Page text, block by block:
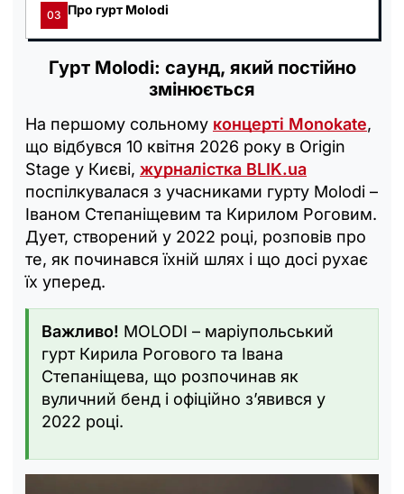
03 Про гурт Molodi
Гурт Molodi: саунд, який постійно
змінюється
На першому сольному концерті Monokate,
що відбувся 10 квітня 2026 року в Origin
Stage у Києві, журналістка BLIK.ua
поспілкувалася з учасниками гурту Molodi –
Іваном Степаніщевим та Кирилом Роговим.
Дует, створений у 2022 році, розповів про
те, як починався їхній шлях і що досі рухає
їх уперед.
Важливо! MOLODI – маріупольський
гурт Кирила Рогового та Івана
Степаніщева, що розпочинав як
вуличний бенд і офіційно зʼявився у
2022 році.